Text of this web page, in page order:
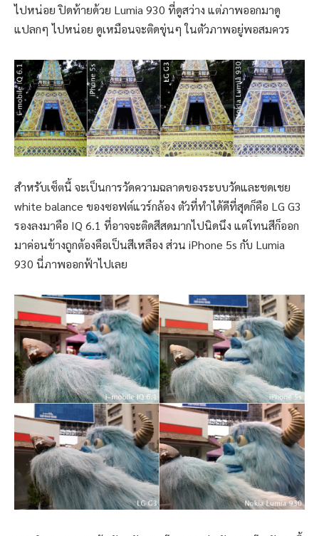
ไปหน่อย ปิดท้ายด้วย Lumia 930 ที่ดูสว่าง แต่ภาพออกมาดู
แปลกๆ ไปหน่อย ดูเหมือนจะติดขุ่นๆ ในตัวภาพอยู่พอสมควร
สำหรับเซ็ตนี้ จะเป็นการวัดความฉลาดของระบบวัดและชดเชย
white balance ของซอฟต์แวร์กล้อง ตัวที่ทำได้ดีที่สุดก็คือ LG G3
รองลงมาคือ IQ 6.1 ที่อาจจะติดสีสดมากไปนิดนึง แต่โทนสีก็ออก
มาค่อนข้างถูกต้องคือเป็นสีเหลือง ส่วน iPhone 5s กับ Lumia
930 นี่ภาพออกฟ้าไปเลย